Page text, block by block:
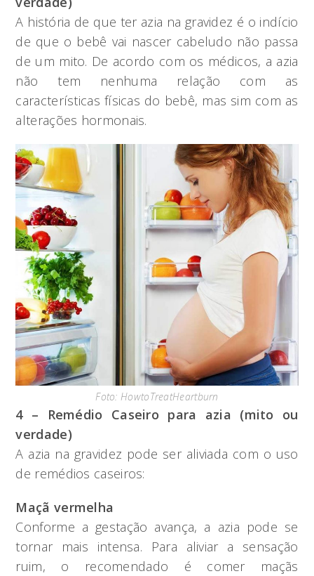
A história de que ter azia na gravidez é o indício
de que o bebê vai nascer cabeludo não passa
de um mito. De acordo com os médicos, a azia
não tem nenhuma relação com as
características físicas do bebê, mas sim com as
alterações hormonais.
Foto: HowtoTreatHeartburn
4 – Remédio Caseiro para azia (mito ou
verdade)
A azia na gravidez pode ser aliviada com o uso
de remédios caseiros:
Maçã vermelha
Conforme a gestação avança, a azia pode se
tornar mais intensa. Para aliviar a sensação
ruim, o recomendado é comer maçãs